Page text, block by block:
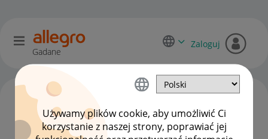
Używamy plików cookie, aby umożliwić Ci
korzystanie z naszej strony, poprawiać jej
Gadane
Zaloguj